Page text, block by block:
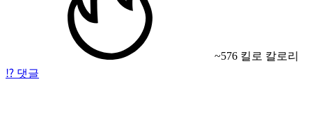
~576 킬로 칼로리
⁉️ 댓글